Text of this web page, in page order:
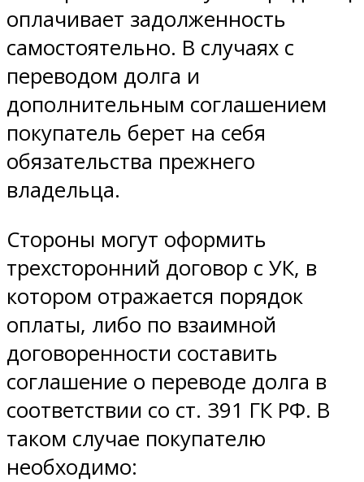
оплачивает задолженность
самостоятельно. В случаях с
переводом долга и
дополнительным соглашением
покупатель берет на себя
обязательства прежнего
владельца.
Стороны могут оформить
трехсторонний договор с УК, в
котором отражается порядок
оплаты, либо по взаимной
договоренности составить
соглашение о переводе долга в
соответствии со ст. 391 ГК РФ. В
таком случае покупателю
необходимо: